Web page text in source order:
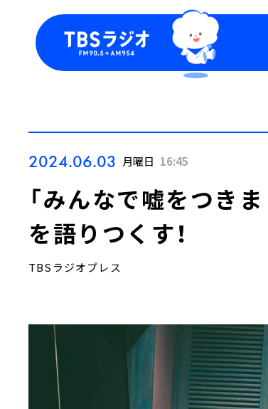
2024.06.03 月曜日 16:45
「みんなで嘘をつき
を語りつくす！
TBSラジオプレス